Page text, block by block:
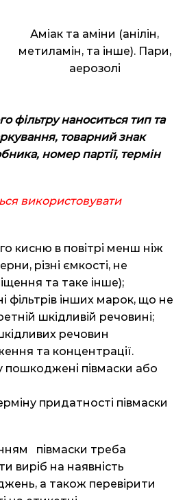
Аміак та аміни (анілін,
метиламін, та інше).Пари,
аерозолі
фільтру наноситься тип та
товарний знак
номер партії, термін
використовувати
кисню в повітрі менш ніж
різні ємкості, не
та таке інше);
фільтрів інших марок, що не
шкідливій речовині;
речовин
та концентрації.
півмаски або
придатності півмаски
півмаски треба
виріб на наявність
а також перевірити